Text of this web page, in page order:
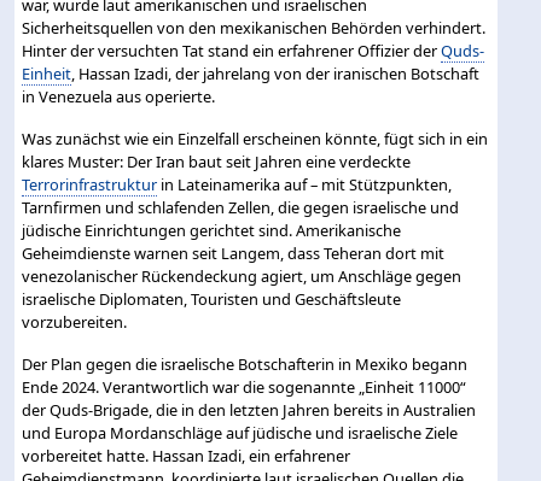
war, wurde laut amerikanischen und israelischen
Sicherheitsquellen von den mexikanischen Behörden verhindert.
Hinter der versuchten Tat stand ein erfahrener Offizier derQuds-
Einheit, Hassan Izadi, der jahrelang von der iranischen Botschaft
in Venezuela aus operierte.
Was zunächst wie ein Einzelfall erscheinen könnte, fügt sich in ein
klares Muster: Der Iran baut seit Jahren eine verdeckte
Terrorinfrastruktur in Lateinamerika auf – mit Stützpunkten,
Tarnfirmen und schlafenden Zellen, die gegen israelische und
jüdische Einrichtungen gerichtet sind. Amerikanische
Geheimdienste warnen seit Langem, dass Teheran dort mit
venezolanischer Rückendeckung agiert, um Anschläge gegen
israelische Diplomaten, Touristen und Geschäftsleute
vorzubereiten.
Der Plan gegen die israelische Botschafterin in Mexiko begann
Ende 2024. Verantwortlich war die sogenannte „Einheit 11000“
der Quds-Brigade, die in den letzten Jahren bereits in Australien
und Europa Mordanschläge auf jüdische und israelische Ziele
vorbereitet hatte. Hassan Izadi, ein erfahrener